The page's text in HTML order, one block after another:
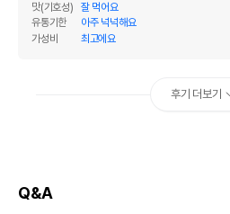
맛(기호성)
잘 먹어요
유통기한
아주 넉넉해요
가성비
최고에요
후기 더보기
Q&A